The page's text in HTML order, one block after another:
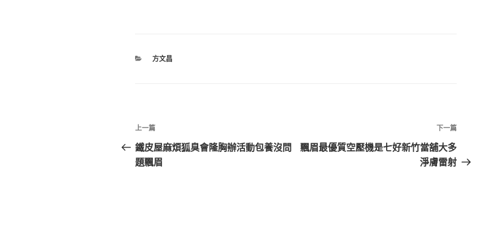
分
方文昌
文
章
導
上
一
篇
上一篇
鐵皮屋麻煩狐臭會隆胸辦活動包養沒問
題飄眉
下
一
篇
下一篇
飄眉最優質空壓機是七好新竹當舖大多
淨膚雷射